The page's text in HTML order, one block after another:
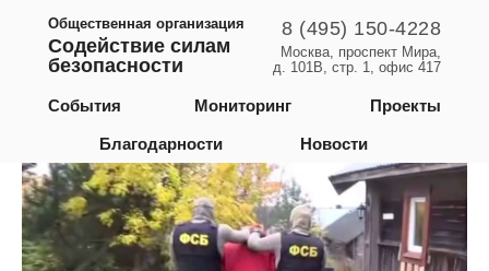
8 (495) 150-4228
Общественная организация
Содействие силам
безопасности
Мониторинг
События
Благодарности Новости
Проекты
Москва, проспект Мира,
д. 101В, стр. 1, офис 417
Республика Карелия